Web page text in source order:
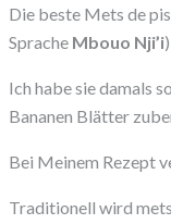
Die beste Mets de
Sprache Mbouo Nji’i
Ich habe sie damals
Bananen Blätter
Bei Meinem Rezept
Traditionell wird